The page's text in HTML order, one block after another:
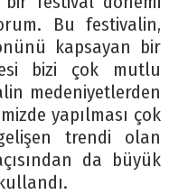
Bu festivalin,
kapsayan bir
bizi çok mutlu
medeniyetlerden
yapılması çok
trendi olan
da büyük